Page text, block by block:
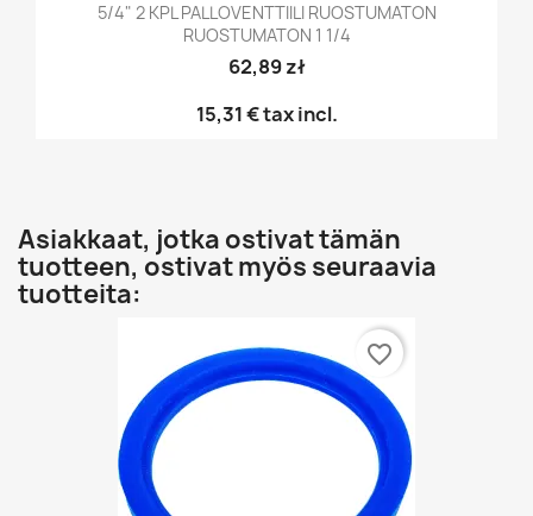
5/4" 2 KPL PALLOVENTTIILI RUOSTUMATON
RUOSTUMATON 1 1/4
62,89 zł
15,31 €tax incl.
Asiakkaat, jotka ostivat tämän
tuotteen, ostivat myös seuraavia
tuotteita:
favorite_border